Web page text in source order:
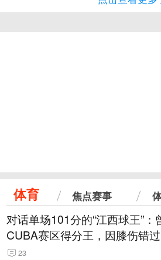
体育 焦点赛事
对话单场101分的“江西球王”：
CUBA赛区得分王，因膝伤错
A选秀
23